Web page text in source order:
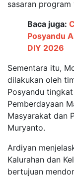
sasaran
Baca juga:
Posyandu
DIY 2026
Sementara itu,
dilakukan oleh
Posyandu
Pemberdayaan
Masyarakat dan
Muryanto.
Ardiyan
Kalurahan dan
bertujuan